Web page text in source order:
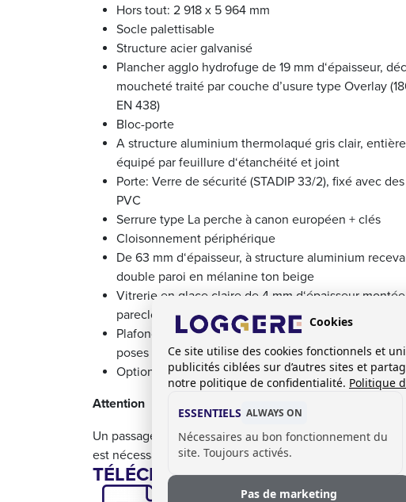
Hors tout: 2 918 x 5 964 mm
Socle palettisable
Structure acier galvanisé
Plancher agglo hydrofuge de 19 mm d‘épaisseur,
moucheté traité par couche d’usure type Overlay
EN 438)
Bloc-porte
A structure aluminium thermolaqué gris clair,
équipé par feuillure d‘étanchéité et joint
Porte: Verre de sécurité (STADIP 33/2), fixé avec
PVC
Serrure type La perche à canon européen + clés
Cloisonnement périphérique
De 63 mm d‘épaisseur, à structure aluminium
double paroi en mélanine ton beige
Vitrerie en glace claire de 4 mm d‘épaisseur
pareclose PVC d‘étanchéité
Plafond Panneaux en mélanine blanc de 12 mm
poses sur poutre centrale en acier laqué blanc.
Option: Ensemble électrique en 220V mono
Attention
Un passage libre d'au moins 3400 mm de large et 2600
est nécessaire pour accueillir les unités de bureau à
TÉLÉCHARGEMENTS:
Cookies
Ce site utilise des cookies fonctionnels et
publicités ciblées sur d’autres sites et
notre politique de confidentialité. Politique
ESSENTIELS ALWAYS ON
Nécessaires au bon fonctionnement du
site. Toujours activés.
Pas de marketing